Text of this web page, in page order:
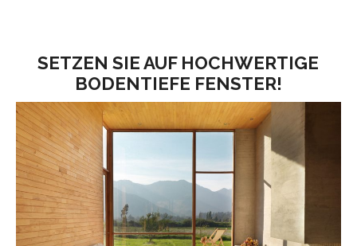
SETZEN SIE AUF HOCHWERTIGE
BODENTIEFE FENSTER!